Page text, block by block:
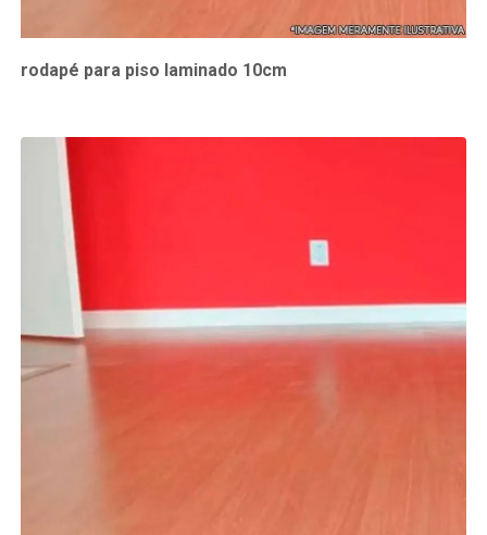
rodapé para piso laminado 10cm